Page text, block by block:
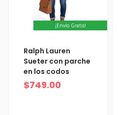
¡Envío Gratis!
Ralph Lauren
Sueter con parche
en los codos
$749.00